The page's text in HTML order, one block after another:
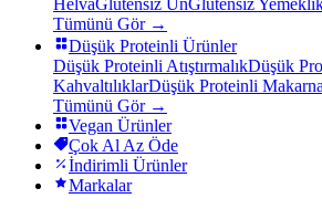
HelvaGlutensiz UnGlutensiz
Tümünü Gör →
Düşük Proteinli Ürünler
Düşük Proteinli AtıştırmalıkDüşük
KahvaltılıklarDüşük Proteinli Makarna
Tümünü Gör →
Vegan Ürünler
Çok Al Az Öde
İndirimli Ürünler
Markalar